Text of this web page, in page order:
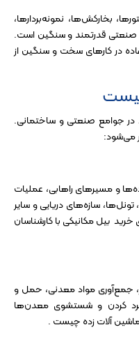
بخارکش‌ها، نمونه‌بردارها،
صنعتی قدرتمند و سنگین است.
در کارهای سخت و سنگین از
در جوامع صنعتی و ساختمانی.
می‌شود:
و مسیرهای راهابی، عملیات
سازه‌های دریایی و سایر
خرید بیل مکانیکی با کارشناسان
جمع‌آوری مواد معدنی، حمل و
کردن و شستشوی معدن‌ها
ماشین آلات زده چیست .